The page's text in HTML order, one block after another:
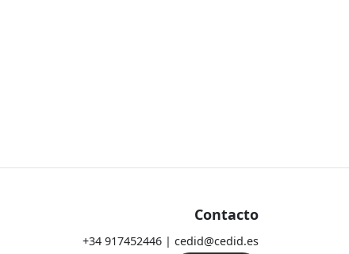
Contacto
+34 917452446 | cedid@cedid.es